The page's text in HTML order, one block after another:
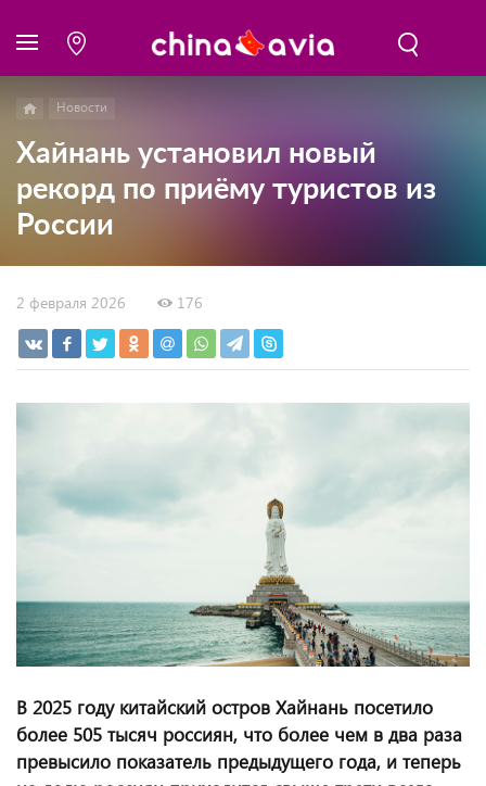
Новости
Хайнань установил новый
рекорд по приёму туристов из
России
2 февраля 2026 176
В 2025 году китайский остров Хайнань посетило
более 505 тысяч россиян, что более чем в два раза
превысило показатель предыдущего года, и теперь